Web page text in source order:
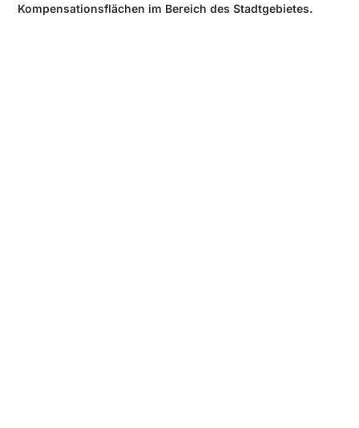
Kompensationsflächen im Bereich des Stadtgebietes.